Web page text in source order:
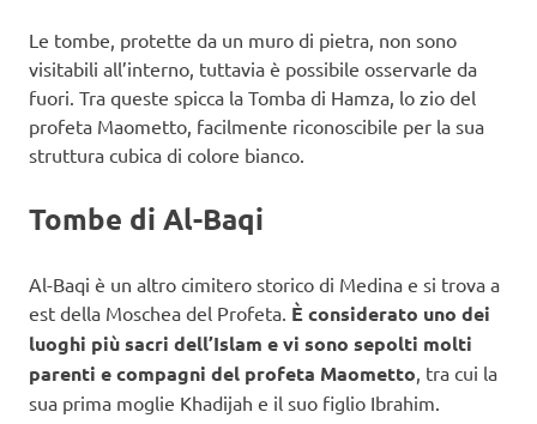
Le tombe, protette da un muro di pietra, non sono
visitabili all’interno, tuttavia è possibile osservarle da
fuori. Tra queste spicca la Tomba di Hamza, lo zio del
profeta Maometto, facilmente riconoscibile per la sua
struttura cubica di colore bianco.
Tombe di Al-Baqi
Al-Baqi è un altro cimitero storico di Medina e si trova a
est della Moschea del Profeta. È considerato uno dei
luoghi più sacri dell’Islam e vi sono sepolti molti
parenti e compagni del profeta Maometto, tra cui la
sua prima moglie Khadijah e il suo figlio Ibrahim.